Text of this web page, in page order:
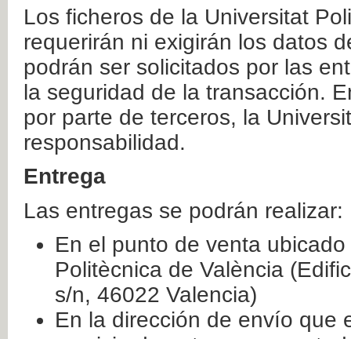
Los ficheros de la Universitat
requerirán ni exigirán los datos
podrán ser solicitados por las
la seguridad de la transacción.
por parte de terceros, la
responsabilidad.
Entrega
Las entregas se podrán realizar:
En el punto de venta
Politècnica de València
s/n, 46022 Valencia)
En la dirección de envío que